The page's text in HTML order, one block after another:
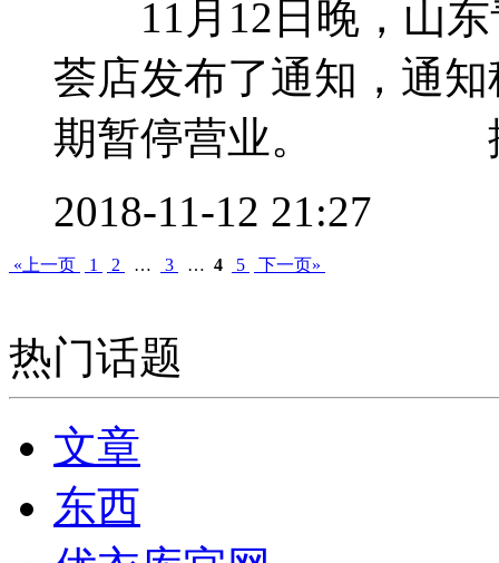
11月12日晚，山东
荟店发布了通知，通
期暂停营业。
2018-11-12 21:27
«上一页 1 2 … 3 … 4 5 下一页»
热门话题
文章
东西